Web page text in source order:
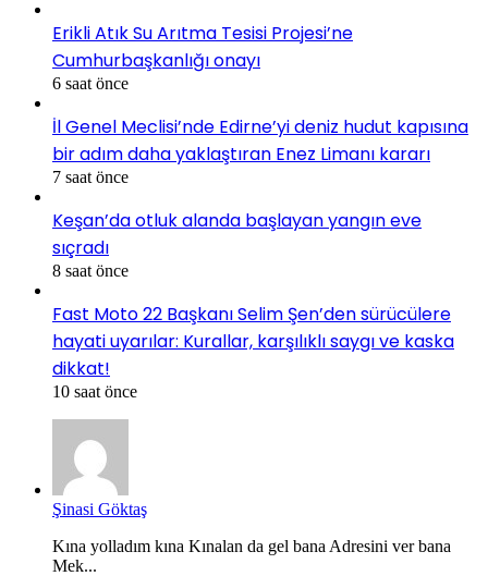
Erikli Atık Su Arıtma Tesisi Projesi’ne
Cumhurbaşkanlığı onayı
6 saat önce
İl Genel Meclisi’nde Edirne’yi deniz hudut kapısına
bir adım daha yaklaştıran Enez Limanı kararı
7 saat önce
Keşan’da otluk alanda başlayan yangın eve
sıçradı
8 saat önce
Fast Moto 22 Başkanı Selim Şen’den sürücülere
hayati uyarılar: Kurallar, karşılıklı saygı ve kaska
dikkat!
10 saat önce
Şinasi Göktaş
Kına yolladım kına Kınalan da gel bana Adresini ver bana
Mek...